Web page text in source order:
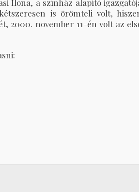
Ilona, a színház alapító
is örömteli volt,
2000. november 11-én volt az